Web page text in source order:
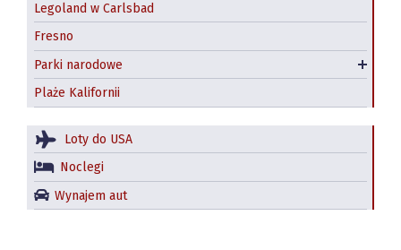
Legoland w Carlsbad
Fresno
Parki narodowe
Park narodowy Yosemite
Redwood National and State Parks
Plaże Kalifornii
Loty do USA
Noclegi
Wynajem aut